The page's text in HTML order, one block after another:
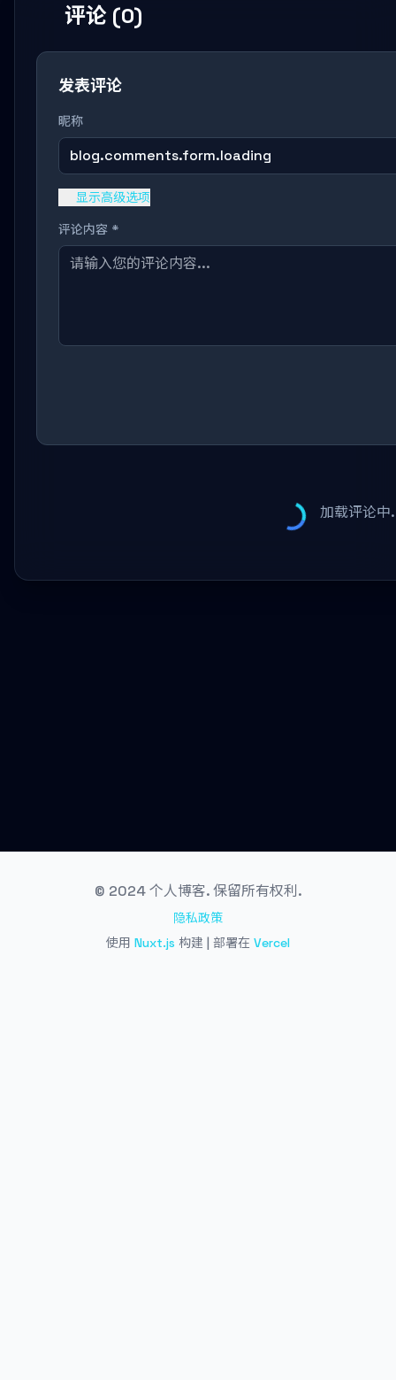
评论 (0)
发表评论
昵称
blog.comments.form.loading
显示高级选项
评论内容 *
加载评论中
© 2024 个人博客. 保留所有权利.
隐私政策
使用 Nuxt.js 构建 | 部署在 Vercel